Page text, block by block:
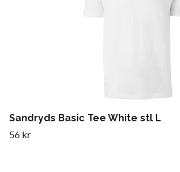
Sandryds Basic Tee White stl L
56 kr